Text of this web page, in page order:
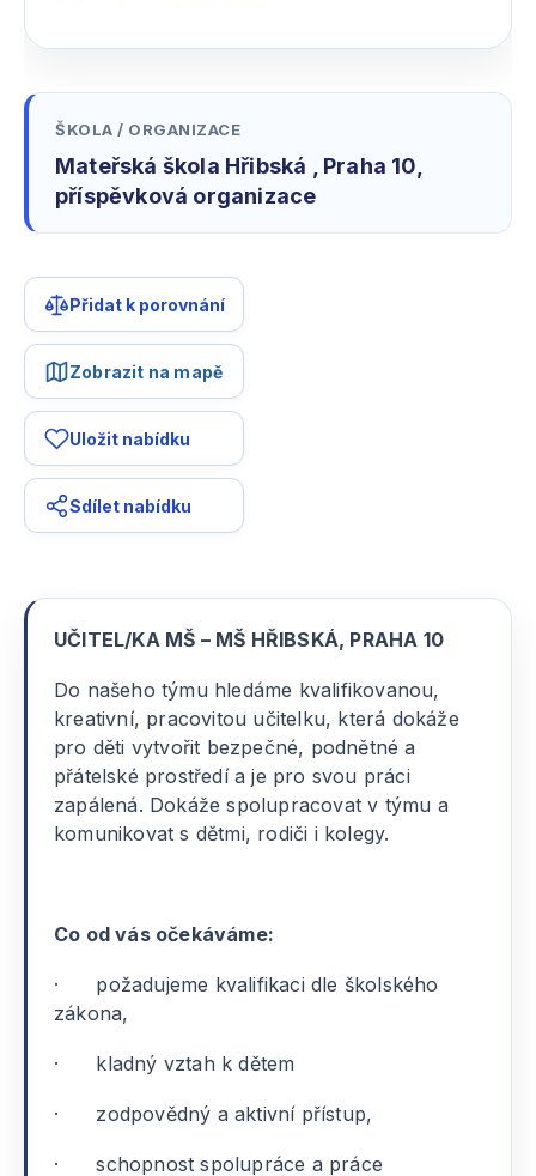
ŠKOLA / ORGANIZACE
Mateřská škola Hřibská , Praha 10,
příspěvková organizace
Přidat k porovnání
Zobrazit na mapě
Uložit nabídku
Sdílet nabídku
UČITEL/KA MŠ – MŠ HŘIBSKÁ, PRAHA 10
Do našeho týmu hledáme kvalifikovanou,
kreativní, pracovitou učitelku, která dokáže
pro děti vytvořit bezpečné, podnětné a
přátelské prostředí a je pro svou práci
zapálená. Dokáže spolupracovat v týmu a
komunikovat s dětmi, rodiči i kolegy.
Co od vás očekáváme:
· požadujeme kvalifikaci dle školského
zákona,
· kladný vztah k dětem
· zodpovědný a aktivní přístup,
· schopnost spolupráce a práce